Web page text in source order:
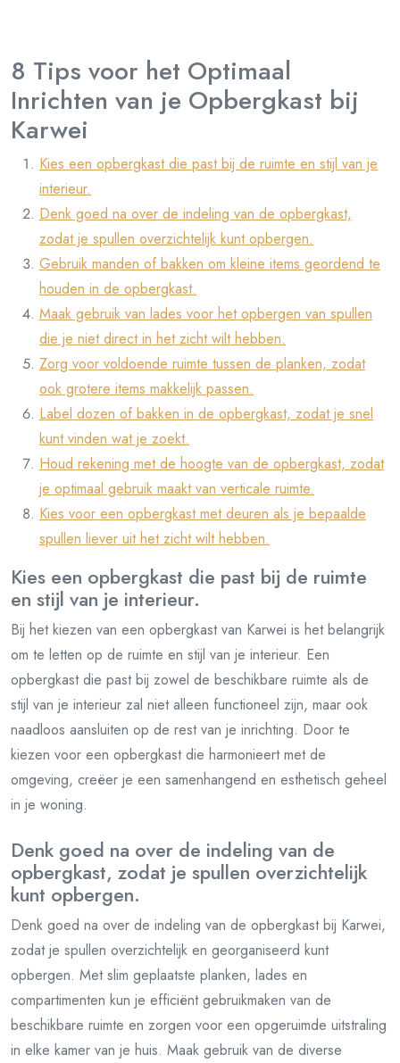
8 Tips voor het Optimaal
Inrichten van je Opbergkast bij
Karwei
Kies een opbergkast die past bij de ruimte en stijl van je
interieur.
Denk goed na over de indeling van de opbergkast,
zodat je spullen overzichtelijk kunt opbergen.
Gebruik manden of bakken om kleine items geordend te
houden in de opbergkast.
Maak gebruik van lades voor het opbergen van spullen
die je niet direct in het zicht wilt hebben.
Zorg voor voldoende ruimte tussen de planken, zodat
ook grotere items makkelijk passen.
Label dozen of bakken in de opbergkast, zodat je snel
kunt vinden wat je zoekt.
Houd rekening met de hoogte van de opbergkast, zodat
je optimaal gebruik maakt van verticale ruimte.
Kies voor een opbergkast met deuren als je bepaalde
spullen liever uit het zicht wilt hebben.
Kies een opbergkast die past bij de ruimte
en stijl van je interieur.
Bij het kiezen van een opbergkast van Karwei is het belangrijk
om te letten op de ruimte en stijl van je interieur. Een
opbergkast die past bij zowel de beschikbare ruimte als de
stijl van je interieur zal niet alleen functioneel zijn, maar ook
naadloos aansluiten op de rest van je inrichting. Door te
kiezen voor een opbergkast die harmonieert met de
omgeving, creëer je een samenhangend en esthetisch geheel
in je woning.
Denk goed na over de indeling van de
opbergkast, zodat je spullen overzichtelijk
kunt opbergen.
Denk goed na over de indeling van de opbergkast bij Karwei,
zodat je spullen overzichtelijk en georganiseerd kunt
opbergen. Met slim geplaatste planken, lades en
compartimenten kun je efficiënt gebruikmaken van de
beschikbare ruimte en zorgen voor een opgeruimde uitstraling
in elke kamer van je huis. Maak gebruik van de diverse